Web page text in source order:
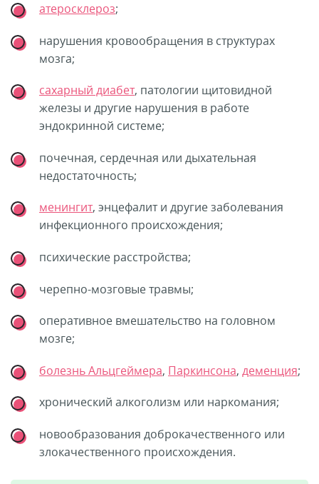
атеросклероз;
нарушения кровообращения в структурах
мозга;
сахарный диабет, патологии щитовидной
железы и другие нарушения в работе
эндокринной системе;
почечная, сердечная или дыхательная
недостаточность;
менингит, энцефалит и другие заболевания
инфекционного происхождения;
психические расстройства;
черепно-мозговые травмы;
оперативное вмешательство на головном
мозге;
болезнь Альцгеймера, Паркинсона, деменция;
хронический алкоголизм или наркомания;
новообразования доброкачественного или
злокачественного происхождения.